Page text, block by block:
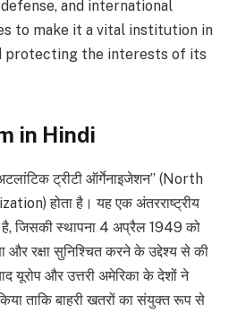
and international
to make it a vital institution in
protecting the interests of its
in Hindi
ट्रीटी ऑर्गेनाइजेशन” (North
होता है। यह एक अंतरराष्ट्रीय
जिसकी स्थापना 4 अप्रैल 1949 को
और रक्षा सुनिश्चित करने के उद्देश्य से की
यूरोप और उत्तरी अमेरिका के देशों ने
ताकि बाहरी खतरों का संयुक्त रूप से